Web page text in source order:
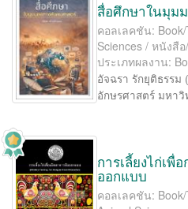
สื่อศึกษาในมุม
คอลเลคชัน:
Sciences / หนังสื
ประเภทผลงาน:
อัจฉรา รักยุติธรรม (
อักษรศาสตร์ มหา
การเลี้ยงไก่เพื่
ออกแบบ
คอลเลคชัน: